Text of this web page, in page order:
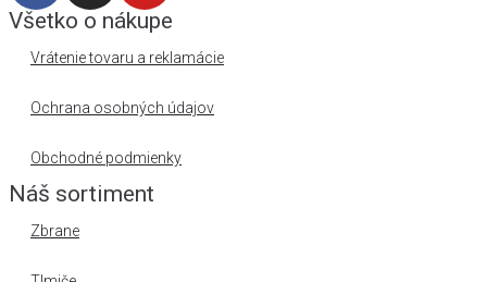
Všetko o nákupe
Vrátenie tovaru a reklamácie
Ochrana osobných údajov
Obchodné podmienky
Náš sortiment
Zbrane